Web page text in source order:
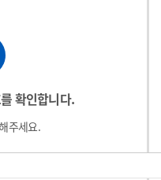
확인합니다.
주세요.